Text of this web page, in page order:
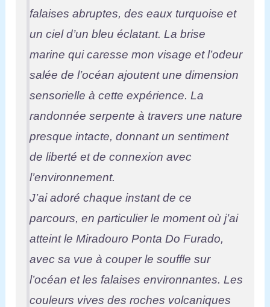
falaises abruptes, des eaux turquoise et
un ciel d’un bleu éclatant. La brise
marine qui caresse mon visage et l’odeur
salée de l’océan ajoutent une dimension
sensorielle à cette expérience. La
randonnée serpente à travers une nature
presque intacte, donnant un sentiment
de liberté et de connexion avec
l’environnement.
J’ai adoré chaque instant de ce
parcours, en particulier le moment où j’ai
atteint le Miradouro Ponta Do Furado,
avec sa vue à couper le souffle sur
l’océan et les falaises environnantes. Les
couleurs vives des roches volcaniques